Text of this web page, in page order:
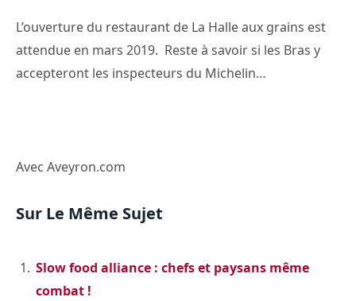
L’ouverture du restaurant de La Halle aux grains est
attendue en mars 2019. Reste à savoir si les Bras y
accepteront les inspecteurs du Michelin…
Avec Aveyron.com
Sur Le Même Sujet
Slow food alliance : chefs et paysans même
combat !